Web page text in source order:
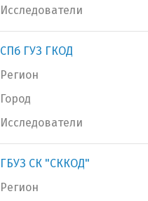
Исследователи
СПб ГУЗ ГКОД
Регион
Город
Исследователи
ГБУЗ СК "СККОД"
Регион